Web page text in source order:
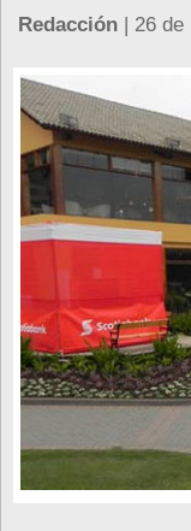
Redacción | 26 de